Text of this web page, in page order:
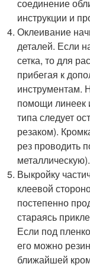
соединение
инструкции и
Оклеивание
деталей. Если
сетка, то для
прибегая к
инструментам.
помощи линеек
типа следует
резаком).
рез проводить
металлическую).
Выкройку
клеевой
постепенно
стараясь
Если под
его можно
ближайшей